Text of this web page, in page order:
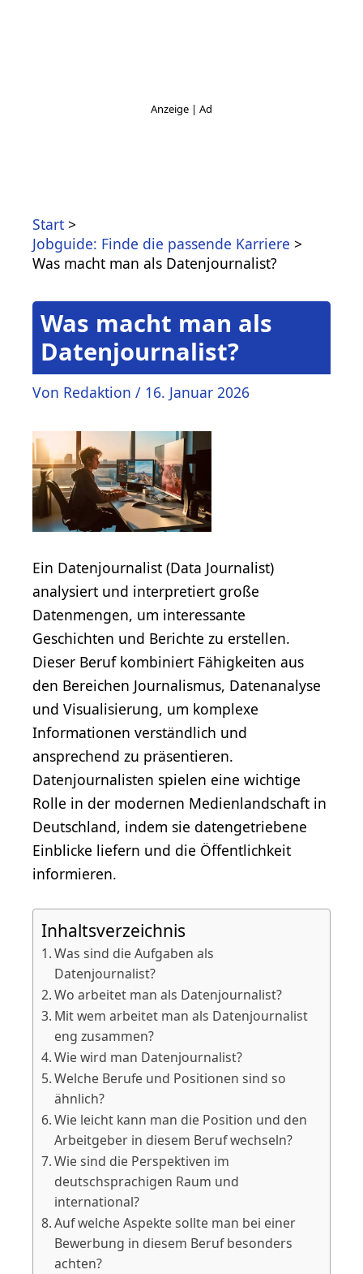
Start
Jobguide: Finde die passende Karriere
Was macht man als Datenjournalist?
Was macht man als
Datenjournalist?
Von Redaktion / 16. Januar 2026
Ein Datenjournalist (Data Journalist)
analysiert und interpretiert große
Datenmengen, um interessante
Geschichten und Berichte zu erstellen.
Dieser Beruf kombiniert Fähigkeiten aus
den Bereichen Journalismus, Datenanalyse
und Visualisierung, um komplexe
Informationen verständlich und
ansprechend zu präsentieren.
Datenjournalisten spielen eine wichtige
Rolle in der modernen Medienlandschaft in
Deutschland, indem sie datengetriebene
Einblicke liefern und die Öffentlichkeit
informieren.
Inhaltsverzeichnis
Was sind die Aufgaben als
Datenjournalist?
Wo arbeitet man als Datenjournalist?
Mit wem arbeitet man als Datenjournalist
eng zusammen?
Wie wird man Datenjournalist?
Welche Berufe und Positionen sind so
ähnlich?
Wie leicht kann man die Position und den
Arbeitgeber in diesem Beruf wechseln?
Wie sind die Perspektiven im
deutschsprachigen Raum und
international?
Auf welche Aspekte sollte man bei einer
Bewerbung in diesem Beruf besonders
achten?